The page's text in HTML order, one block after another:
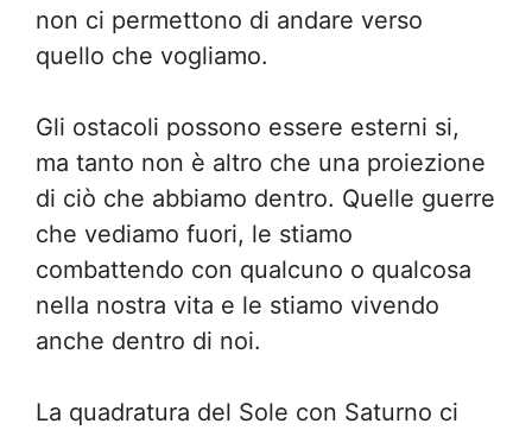
non ci permettono di andare verso
quello che vogliamo.
Gli ostacoli possono essere esterni si,
ma tanto non è altro che una proiezione
di ciò che abbiamo dentro. Quelle guerre
che vediamo fuori, le stiamo
combattendo con qualcuno o qualcosa
nella nostra vita e le stiamo vivendo
anche dentro di noi.
La quadratura del Sole con Saturno ci